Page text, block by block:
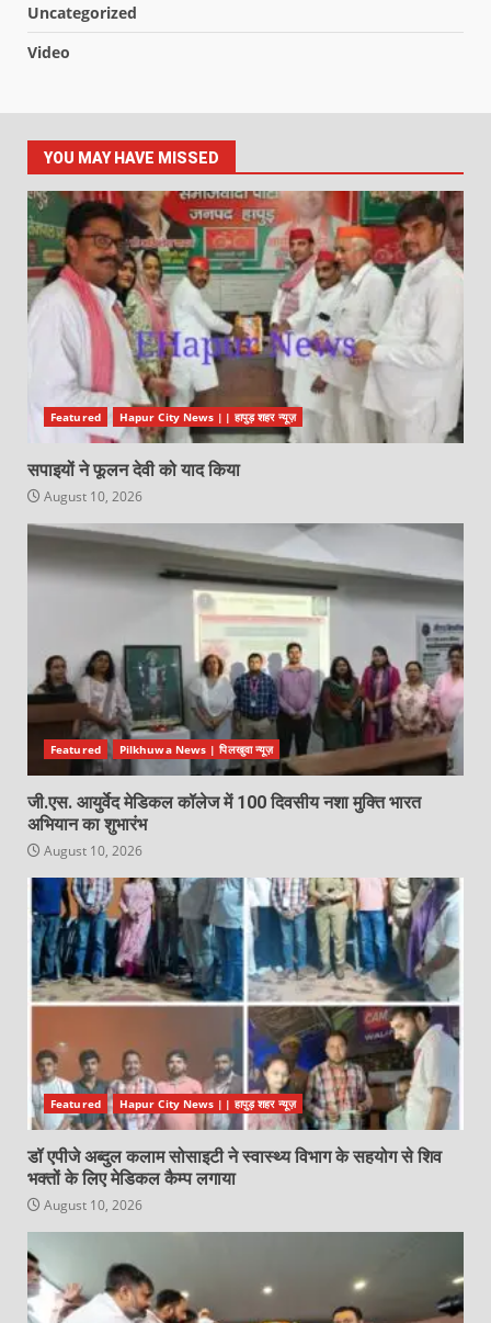
Uncategorized
Video
YOU MAY HAVE MISSED
Featured Hapur City News || हापुड़ शहर न्यूज़
सपाइयों ने फूलन देवी को याद किया
August 10, 2026
Featured Pilkhuwa News | पिलखुवा न्यूज़
जी.एस. आयुर्वेद मेडिकल कॉलेज में 100 दिवसीय नशा मुक्ति भारत
अभियान का शुभारंभ
August 10, 2026
Featured Hapur City News || हापुड़ शहर न्यूज़
डॉ एपीजे अब्दुल कलाम सोसाइटी ने स्वास्थ्य विभाग के सहयोग से शिव
भक्तों के लिए मेडिकल कैम्प लगाया
August 10, 2026